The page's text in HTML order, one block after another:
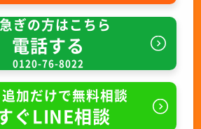
ぎの方はこちら
電話する
0120-76-8022
加だけで無料相談
ぐLINE相談